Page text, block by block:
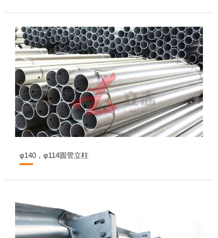
φ140，φ114圆管立柱